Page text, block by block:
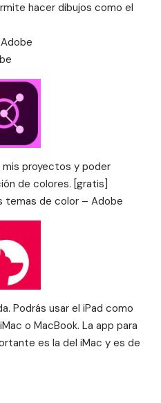
hacer dibujos como el
mis proyectos y poder
de colores. [gratis]
temas de color – Adobe
Podrás usar el iPad como
o MacBook. La app para
es la del iMac y es de